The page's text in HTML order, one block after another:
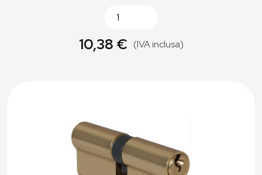
10,38 € (IVA inclusa)